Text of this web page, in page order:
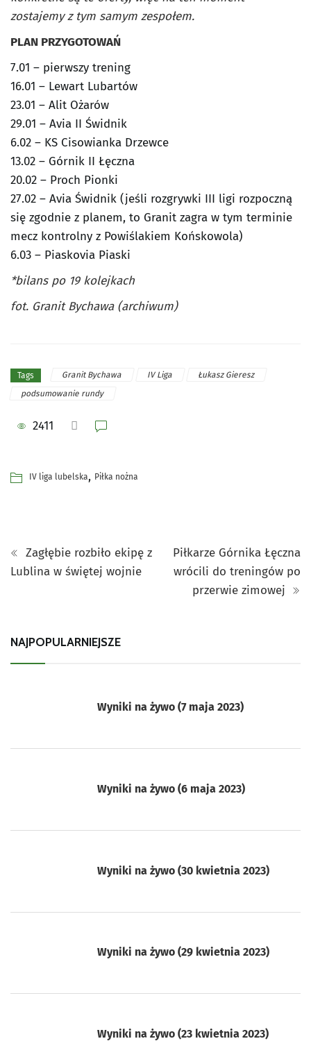
zostajemy z tym samym zespołem.
PLAN PRZYGOTOWAŃ
7.01 – pierwszy trening
16.01 – Lewart Lubartów
23.01 – Alit Ożarów
29.01 – Avia II Świdnik
6.02 – KS Cisowianka Drzewce
13.02 – Górnik II Łęczna
20.02 – Proch Pionki
27.02 – Avia Świdnik (jeśli rozgrywki III ligi rozpoczną
się zgodnie z planem, to Granit zagra w tym terminie
mecz kontrolny z Powiślakiem Końskowola)
6.03 – Piaskovia Piaski
*bilans po 19 kolejkach
fot. Granit Bychawa (archiwum)
Tags Granit Bychawa IV Liga
Łukasz Gieresz
podsumowanie rundy
2411
IV liga lubelska, Piłka nożna
Zagłębie rozbiło ekipę z
Lublina w świętej wojnie
Piłkarze Górnika Łęczna
wrócili do treningów po
przerwie zimowej
NAJPOPULARNIEJSZE
Wyniki na żywo (7 maja 2023)
Wyniki na żywo (6 maja 2023)
Wyniki na żywo (30 kwietnia 2023)
Wyniki na żywo (29 kwietnia 2023)
Wyniki na żywo (23 kwietnia 2023)